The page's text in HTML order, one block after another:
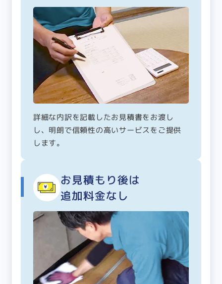
詳細な内訳を記載したお見積書をお渡し
し、明朗で信頼性の高いサービスをご提供
します。
お見積もり後は
追加料金なし